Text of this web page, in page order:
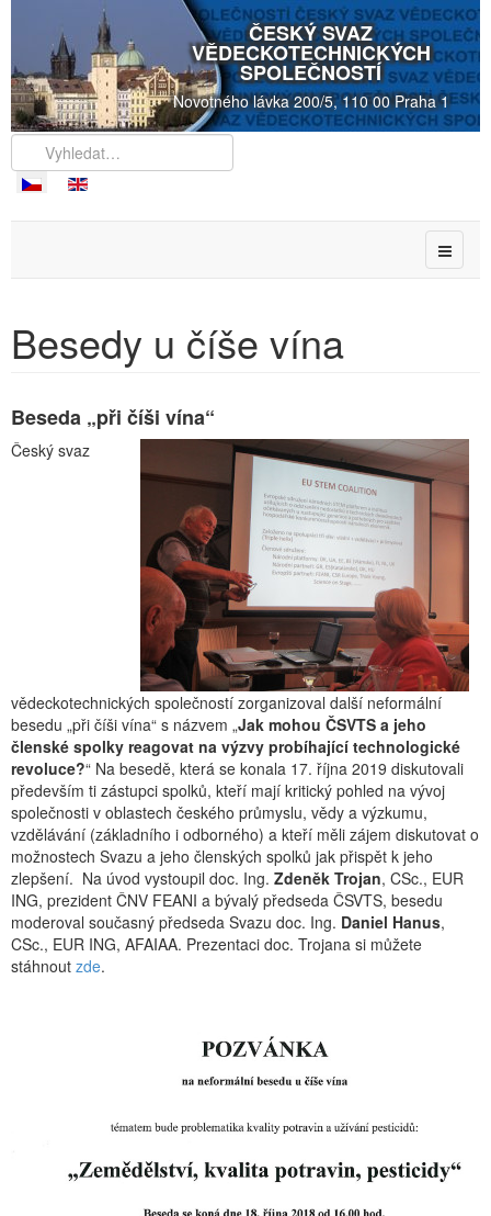
ČESKÝ SVAZ
VĚDECKOTECHNICKÝCH
SPOLEČNOSTÍ
Novotného lávka 200/5, 110 00 Praha 1
Besedy u číše vína
Beseda „při číši vína“
Český svaz
vědeckotechnických společností zorganizoval další neformální
besedu „při číši vína“ s názvem „Jak mohou ČSVTS a jeho
členské spolky reagovat na výzvy probíhající technologické
revoluce?“ Na besedě, která se konala 17. října 2019 diskutovali
především ti zástupci spolků, kteří mají kritický pohled na vývoj
společnosti v oblastech českého průmyslu, vědy a výzkumu,
vzdělávání (základního i odborného) a kteří měli zájem diskutovat o
možnostech Svazu a jeho členských spolků jak přispět k jeho
zlepšení. Na úvod vystoupil doc. Ing. Zdeněk Trojan, CSc., EUR
ING, prezident ČNV FEANI a bývalý předseda ČSVTS, besedu
moderoval současný předseda Svazu doc. Ing. Daniel Hanus,
CSc., EUR ING, AFAIAA. Prezentaci doc. Trojana si můžete
stáhnout zde.